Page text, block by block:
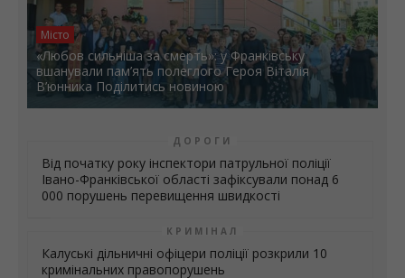
Місто
«Любов сильніша за смерть»: у Франківську
вшанували пам’ять полеглого Героя Віталія
В’юнника Поділитись новиною
ДОРОГИ
Від початку року інспектори патрульної поліції
Івано-Франківської області зафіксували понад 6
000 порушень перевищення швидкості
КРИМІНАЛ
Калуські дільничні офіцери поліції розкрили 10
кримінальних правопорушень